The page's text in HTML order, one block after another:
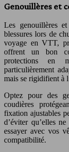
Genouillères et
Les genouillères
blessures lors de
voyage en VTT,
offrent un bon
protections en
particulièrement
mais se rigidifient à
Optez pour des
coudières
fixation ajustables
d’éviter qu’elles
essayer avec vos
compatibilité.